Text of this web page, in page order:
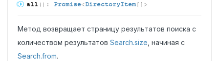
all ( ) : Promise<DirectoryItem[] >
Метод возвращает страницу результатов поиска с
количеством результатов Search.size , начиная с
Search.from.